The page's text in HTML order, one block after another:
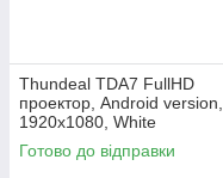
Thundeal TDA7 FullHD
проектор, Android version,
1920х1080, White
Готово до відправки